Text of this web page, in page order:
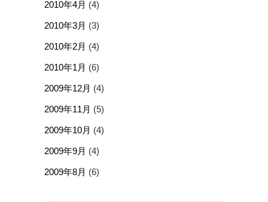
2010年4月 (4)
2010年3月 (3)
2010年2月 (4)
2010年1月 (6)
2009年12月 (4)
2009年11月 (5)
2009年10月 (4)
2009年9月 (4)
2009年8月 (6)